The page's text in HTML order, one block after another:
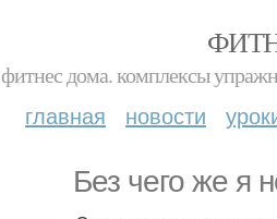
фитнес дома. комплексы
главная новости
Без чего же я